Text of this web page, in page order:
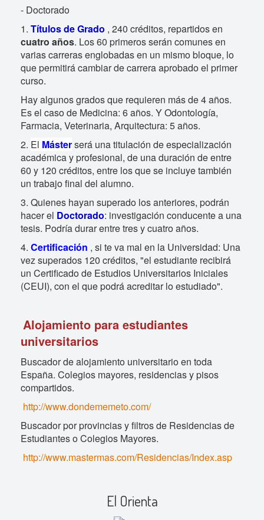
- Doctorado
1. Títulos de Grado , 240 créditos, repartidos en
cuatro años. Los 60 primeros serán comunes en
varias carreras englobadas en un mismo bloque, lo
que permitirá cambiar de carrera aprobado el primer
curso.
Hay algunos grados que requieren más de 4 años.
Es el caso de Medicina: 6 años. Y Odontología,
Farmacia, Veterinaria, Arquitectura: 5 años.
2. El Másterserá una titulación de especialización
académica y profesional, de una duración de entre
60 y 120 créditos, entre los que se incluye también
un trabajo final del alumno.
3. Quienes hayan superado los anteriores, podrán
hacer el Doctorado: investigación conducente a una
tesis. Podría durar entre tres y cuatro años.
4. Certificación , si te va mal en la Universidad: Una
vez superados 120 créditos, "el estudiante recibirá
un Certificado de Estudios Universitarios Iniciales
(CEUI), con el que podrá acreditar lo estudiado".
Alojamiento para estudiantes
universitarios
Buscador de alojamiento universitario en toda
España. Colegios mayores, residencias y pisos
compartidos.
http://www.dondememeto.com/
Buscador por provincias y filtros de Residencias de
Estudiantes o Colegios Mayores.
http://www.mastermas.com/Residencias/Index.asp
El Orienta